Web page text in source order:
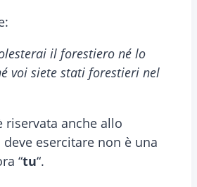
il forestiero né lo
voi siete stati forestieri nel
riservata anche allo
esercitare non è una
“tu“.